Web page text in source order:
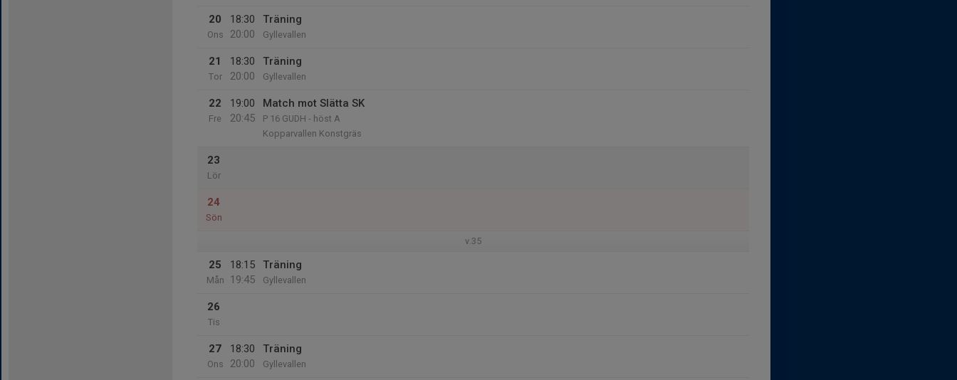
20
Ons
18:30
20:00
Träning
Gyllevallen
21
Tor
18:30
20:00
Träning
Gyllevallen
22
Fre
19:00
20:45
Match mot Slätta SK
P 16 GUDH - höst A
Kopparvallen Konstgräs
23
Lör
24
Sön
v.35
25
Mån
18:15
19:45
Träning
Gyllevallen
26
Tis
27
Ons
18:30
20:00
Träning
Gyllevallen